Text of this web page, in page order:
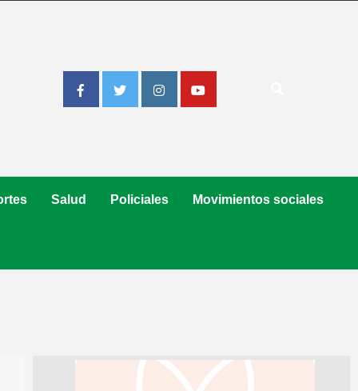
FacebookTwitterInstagramYoutube
Salud Policiales Movimientos sociales